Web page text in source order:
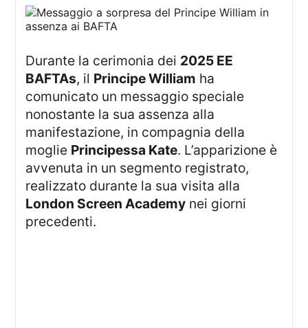
Durante la cerimonia dei 2025 EE
BAFTAs, il Principe William ha
comunicato un messaggio speciale
nonostante la sua assenza alla
manifestazione, in compagnia della
moglie Principessa Kate. L’apparizione è
avvenuta in un segmento registrato,
realizzato durante la sua visita alla
London Screen Academy nei giorni
precedenti.